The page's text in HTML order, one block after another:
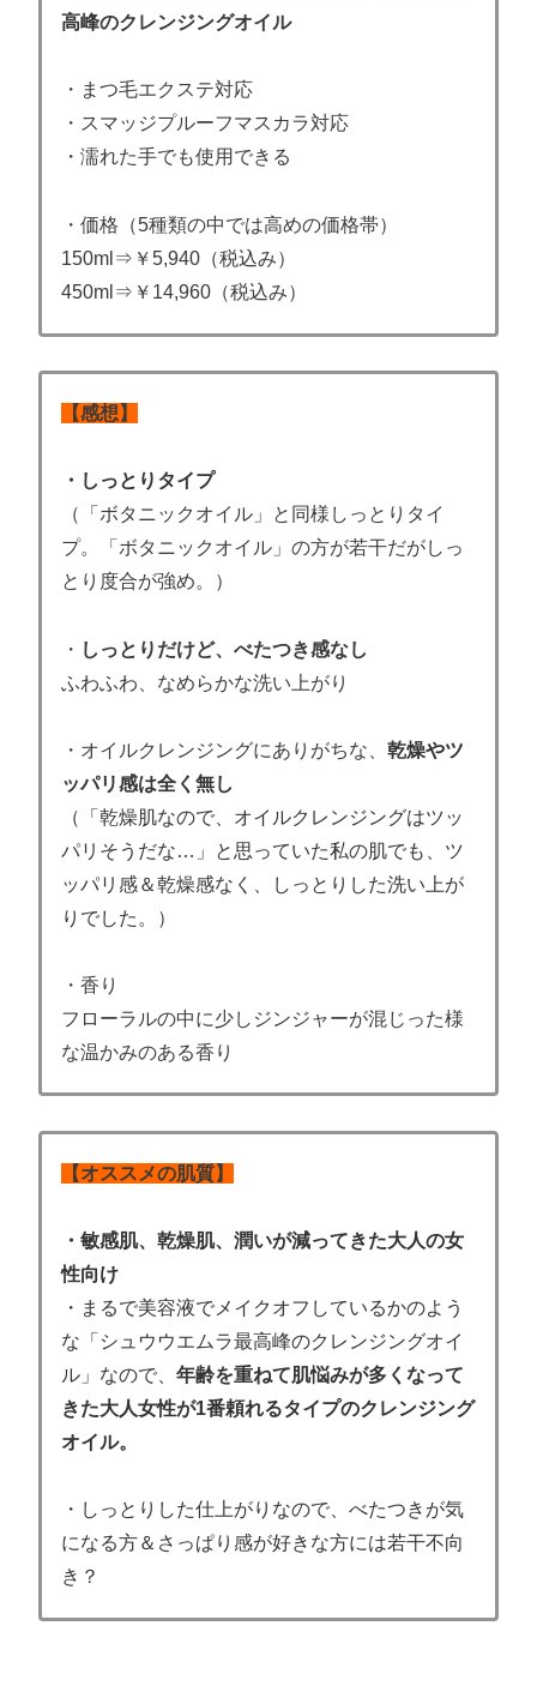
高峰のクレンジングオイル
・まつ毛エクステ対応
・スマッジプルーフマスカラ対応
・濡れた手でも使用できる
・価格（5種類の中では高めの価格帯）
150ml⇒￥5,940（税込み）
450ml⇒￥14,960（税込み）
【感想】
・しっとりタイプ
（「ボタニックオイル」と同様しっとりタイ
プ。「ボタニックオイル」の方が若干だがしっ
とり度合が強め。）
・ しっとりだけど、べたつき感なし
ふわふわ 、なめらかな洗い上がり
・オイルクレンジングにありがちな、 乾燥やツ
ッパリ感は全く無し
（「乾燥肌なので、オイルクレンジングはツッ
パリそうだな…」と思っていた私の肌でも、ツ
ッパリ感＆乾燥感なく、しっとりした洗い上が
りでした。）
・香り
フローラルの中に少しジンジャーが混じった様
な温かみのある香り
【オススメの肌質】
・敏感肌、乾燥肌、潤いが減ってきた大人の女
性向け
・まるで美容液でメイクオフしているかのよう
な「シュウウエムラ最高峰のクレンジングオイ
ル」なので、 年齢を重ねて肌悩みが多くなって
きた大人女性が1番頼れるタイプのクレンジング
オイル。
・しっとりした仕上がりなので、べたつきが気
になる方＆さっぱり感が好きな方には若干不向
き？